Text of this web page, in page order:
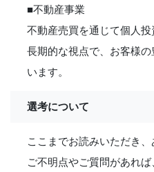
■不動産事業
不動産売買を通じて個人投
長期的な視点で、お客様
います。
選考について
ここまでお読みいただき、
ご不明点やご質問があれ